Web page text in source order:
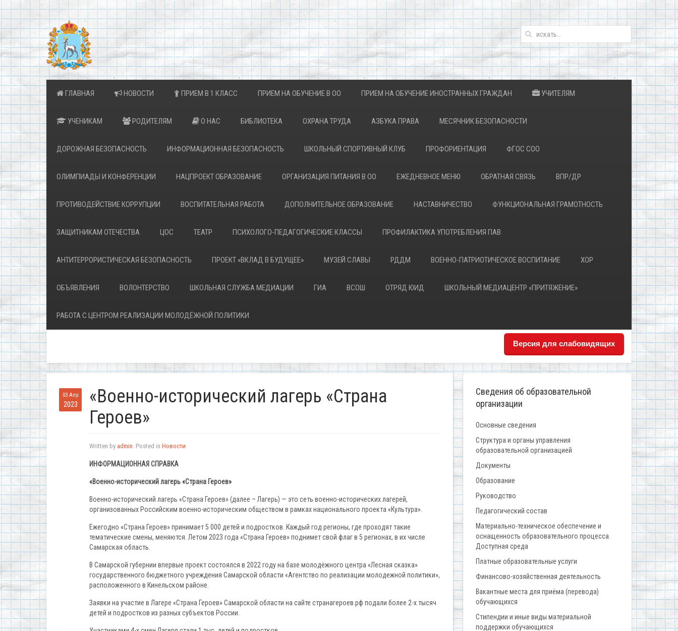
ГЛАВНАЯ НОВОСТИ ПРИЕМ В 1 КЛАСС ПРИЕМ НА ОБУЧЕНИЕ В ОО ПРИЕМ НА ОБУЧЕНИЕ ИНОСТРАННЫХ ГРАЖДАН УЧИТЕЛЯМ
УЧЕНИКАМ РОДИТЕЛЯМ О НАС БИБЛИОТЕКА ОХРАНА ТРУДА АЗБУКА ПРАВА МЕСЯЧНИК БЕЗОПАСНОСТИ
ДОРОЖНАЯ БЕЗОПАСНОСТЬ ИНФОРМАЦИОННАЯ БЕЗОПАСНОСТЬ ШКОЛЬНЫЙ СПОРТИВНЫЙ КЛУБ ПРОФОРИЕНТАЦИЯ ФГОС СОО
ОЛИМПИАДЫ И КОНФЕРЕНЦИИ НАЦПРОЕКТ ОБРАЗОВАНИЕ ОРГАНИЗАЦИЯ ПИТАНИЯ В ОО ЕЖЕДНЕВНОЕ МЕНЮ ОБРАТНАЯ СВЯЗЬ ВПР/ДР
ПРОТИВОДЕЙСТВИЕ КОРРУПЦИИ ВОСПИТАТЕЛЬНАЯ РАБОТА ДОПОЛНИТЕЛЬНОЕ ОБРАЗОВАНИЕ НАСТАВНИЧЕСТВО ФУНКЦИОНАЛЬНАЯ ГРАМОТНОСТЬ
ЗАЩИТНИКАМ ОТЕЧЕСТВА ЦОС ТЕАТР ПСИХОЛОГО-ПЕДАГОГИЧЕСКИЕ КЛАССЫ ПРОФИЛАКТИКА УПОТРЕБЛЕНИЯ ПАВ
АНТИТЕРРОРИСТИЧЕСКАЯ БЕЗОПАСНОСТЬ ПРОЕКТ «ВКЛАД В БУДУЩЕЕ» МУЗЕЙ СЛАВЫ РДДМ ВОЕННО-ПАТРИОТИЧЕСКОЕ ВОСПИТАНИЕ ХОР
ОБЪЯВЛЕНИЯ ВОЛОНТЕРСТВО ШКОЛЬНАЯ СЛУЖБА МЕДИАЦИИ ГИА ВСОШ ОТРЯД ЮИД ШКОЛЬНЫЙ МЕДИАЦЕНТР «ПРИТЯЖЕНИЕ»
РАБОТА С ЦЕНТРОМ РЕАЛИЗАЦИИ МОЛОДЁЖНОЙ ПОЛИТИКИ
Версия для слабовидящих
03 Апр
2023
«Военно-исторический лагерь «Страна
Героев»
Written by admin. Posted in Новости
ИНФОРМАЦИОННАЯ СПРАВКА
«Военно-исторический лагерь «Страна Героев»
Военно-исторический лагерь «Страна Героев» (далее – Лагерь) — это сеть военно-исторических лагерей,
организованных Российским военно-историческим обществом в рамках национального проекта «Культура».
Ежегодно «Страна Героев» принимает 5 000 детей и подростков. Каждый год регионы, где проходят такие
тематические смены, меняются. Летом 2023 года «Страна Героев» поднимет свой флаг в 5 регионах, в их числе
Самарская область.
В Самарской губернии впервые проект состоялся в 2022 году на базе молодёжного центра «Лесная сказка»
государственного бюджетного учреждения Самарской области «Агентство по реализации молодежной политики»,
расположенного в Кинельском районе.
Заявки на участие в Лагере «Страна Героев» Самарской области на сайте странагероев.рф подали более 2-х тысяч
детей и подростков из разных субъектов России.
Сведения об образовательной
организации
Основные сведения
Структура и органы управления
образовательной организацией
Документы
Образование
Руководство
Педагогический состав
Материально-техническое обеспечение и
оснащенность образовательного процесса.
Доступная среда
Платные образовательные услуги
Финансово-хозяйственная деятельность
Вакантные места для приёма (перевода)
обучающихся
Стипендии и иные виды материальной
поддержки обучающихся